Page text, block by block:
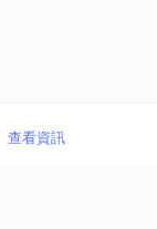
查看資訊